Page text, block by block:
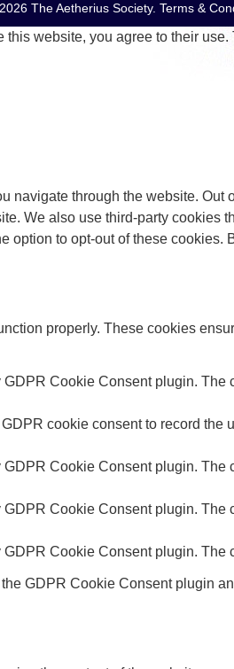
The Aetherius Society. Terms &
website, you agree to their
through the website.
We also use third-party
option to opt-out of these
properly. These cookies
Cookie Consent plugin. The
cookie consent to record the
Cookie Consent plugin. The
Cookie Consent plugin. The
Cookie Consent plugin. The
GDPR Cookie Consent plugin